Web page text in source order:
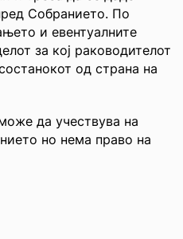
Собранието. По
и евентуалните
за кој раководителот
од страна на
да учествува на
но нема право на